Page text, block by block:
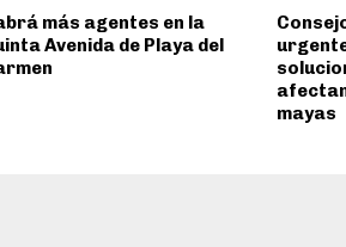
más agentes en la
Avenida de Playa del
mayas